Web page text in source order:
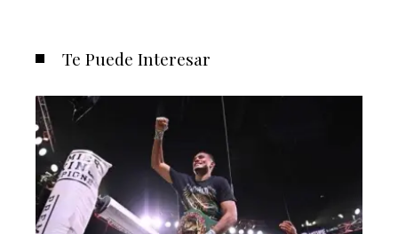
Te Puede Interesar